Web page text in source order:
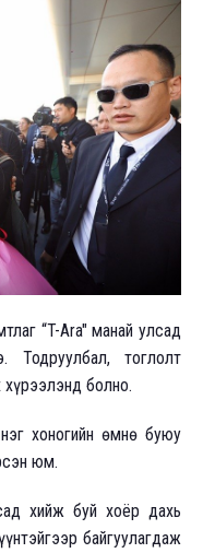
“T-Ara" манай улсад
Тодруулбал, тоглолт
болно.
хоногийн өмнө буюу
юм.
хийж буй хоёр дахь
байгуулагдаж